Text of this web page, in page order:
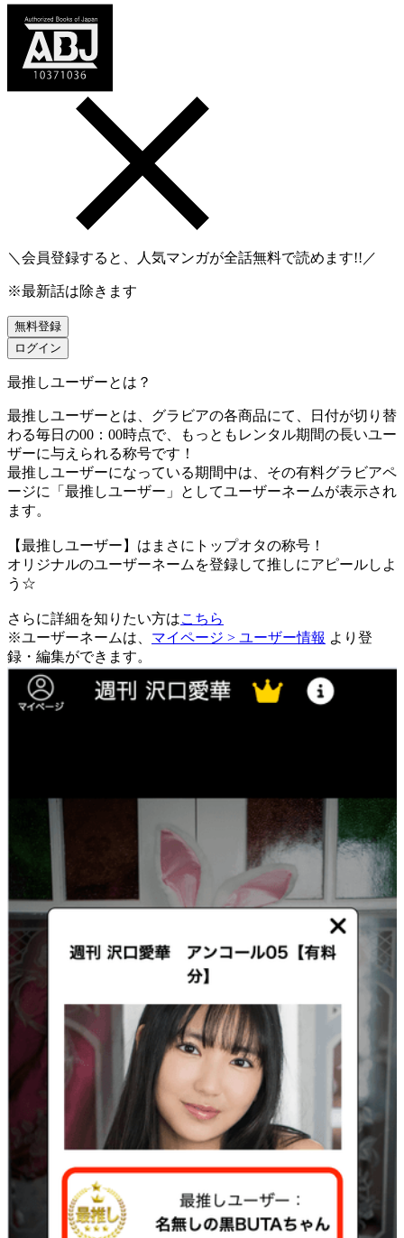
＼会員登録すると、人気マンガが全話無料で読めます!!／
※最新話は除きます
無料登録
ログイン
最推しユーザーとは？
最推しユーザーとは、グラビアの各商品にて、日付が切り替
わる毎日の00：00時点で、
もっともレンタル期間の長いユー
ザーに与えられる称号です！
最推しユーザーになっている期間中は、 その有料グラビアペ
ージに「最推しユーザー」としてユーザーネームが表示され
ます。
【最推しユーザー】はまさにトップオタの称号！
オリジナルのユーザーネームを登録して推しにアピールしよ
う☆
さらに詳細を知りたい方はこちら
※ユーザーネームは、 マイページ > ユーザー情報 より登
録・編集ができます。